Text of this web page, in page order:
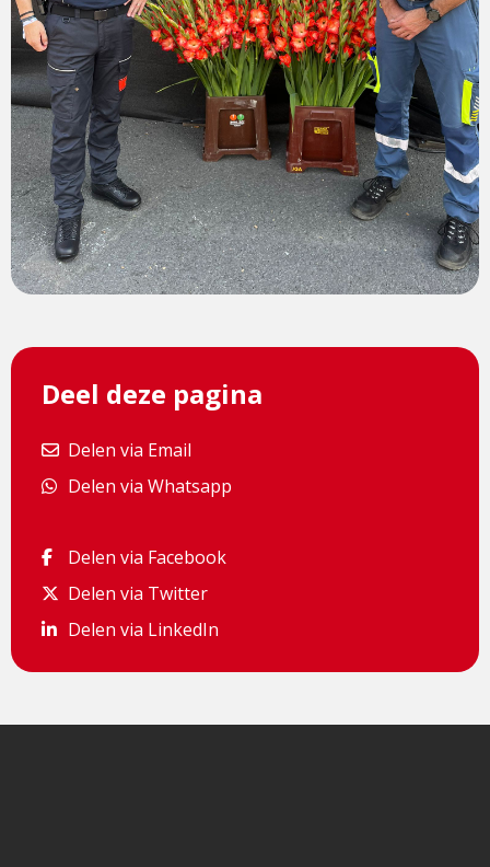
Deel deze pagina
Delen via Email
Delen via Email
Delen via Whatsapp
Delen via Whatsapp
Delen via Facebook
Delen via Facebook
Delen via Twitter
Delen via Twitter
Delen via LinkedIn
Delen via LinkedIn